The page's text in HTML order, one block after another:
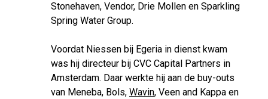
Stonehaven, Vendor, Drie Mollen en Sparkling
Spring Water Group.
Voordat Niessen bij Egeria in dienst kwam
was hij directeur bij CVC Capital Partners in
Amsterdam. Daar werkte hij aan de buy-outs
van Meneba, Bols, Wavin, Veen and Kappa en